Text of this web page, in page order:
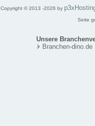
Copyright © 2013 -2026 by
Seite
Unsere
Branchen-dino.de